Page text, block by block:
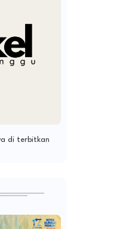
di terbitkan